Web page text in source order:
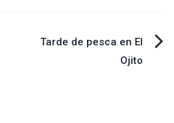
Tarde de pesca en El
Ojito